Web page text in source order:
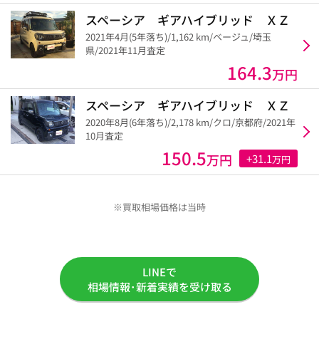
スペーシア ギアハイブリッド ＸＺ
2021年4月(5年落ち)/1,162 km/ベージュ/埼玉
県/2021年11月査定
164.3万円
スペーシア ギアハイブリッド ＸＺ
2020年8月(6年落ち)/2,178 km/クロ/京都府/2021年
10月査定
150.5万円 +31.1万円
※買取相場価格は当時
LINEで
相場情報･新着実績を受け取る